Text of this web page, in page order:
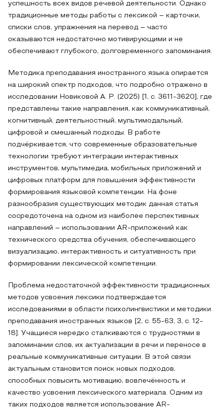
успешность всех видов речевой деятельности. Однако
традиционные методы работы с лексикой – карточки,
списки слов, упражнения на перевод – часто
оказываются недостаточно мотивирующими и не
обеспечивают глубокого, долговременного запоминания.
Методика преподавания иностранного языка опирается
на широкий спектр подходов, что подробно отражено в
исследовании Новиковой А. Р. (2025) [1, с. 3611-3620], где
представлены такие направления, как коммуникативный,
когнитивный, деятельностный, мультимодальный,
цифровой и смешанный подходы. В работе
подчёркивается, что современные образовательные
технологии требуют интеграции интерактивных
инструментов, мультимедиа, мобильных приложений и
цифровых платформ для повышения эффективности
формирования языковой компетенции. На фоне
разнообразия существующих методик данная статья
сосредоточена на одном из наиболее перспективных
направлений – использовании AR-приложений как
технического средства обучения, обеспечивающего
визуализацию, интерактивность и ситуативность при
формировании лексической компетенции.
Проблема недостаточной эффективности традиционных
методов усвоения лексики подтверждается
исследованиями в области психолингвистики и методики
преподавания иностранных языков [2, с. 55-63; 3, с. 12-
18]. Учащиеся нередко сталкиваются с трудностями в
запоминании слов, их актуализации в речи и переносе в
реальные коммуникативные ситуации. В этой связи
актуальным становится поиск новых подходов,
способных повысить мотивацию, вовлечённость и
качество усвоения лексического материала. Одним из
таких подходов является использование AR-